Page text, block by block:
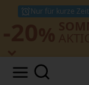
Nur für kurze